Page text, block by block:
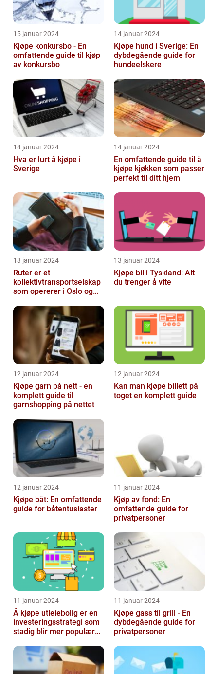
15 januar 2024
Kjøpe konkursbo - En
omfattende guide til kjøp
av konkursbo
14 januar 2024
Kjøpe hund i Sverige: En
dybdegående guide for
hundeelskere
14 januar 2024
Hva er lurt å kjøpe i
Sverige
14 januar 2024
En omfattende guide til å
kjøpe kjøkken som passer
perfekt til ditt hjem
13 januar 2024
Ruter er et
kollektivtransportselskap
som opererer i Oslo og
13 januar 2024
Kjøpe bil i Tyskland: Alt
du trenger å vite
12 januar 2024
Kjøpe garn på nett - en
komplett guide til
garnshopping på nettet
12 januar 2024
Kan man kjøpe billett på
toget en komplett guide
12 januar 2024
Kjøpe båt: En omfattende
guide for båtentusiaster
11 januar 2024
Kjøp av fond: En
omfattende guide for
privatpersoner
11 januar 2024
Å kjøpe utleiebolig er en
investeringsstrategi som
stadig blir mer populær
11 januar 2024
Kjøpe gass til grill - En
dybdegående guide for
privatpersoner